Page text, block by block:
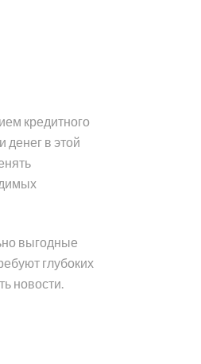
кредитного
в этой
выгодные
глубоких
новости.